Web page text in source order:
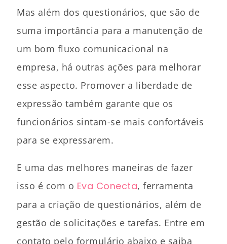
Mas além dos questionários, que são de
suma importância para a manutenção de
um bom fluxo comunicacional na
empresa, há outras ações para melhorar
esse aspecto. Promover a liberdade de
expressão também garante que os
funcionários sintam-se mais confortáveis
para se expressarem.
E uma das melhores maneiras de fazer
isso é com o Eva Conecta, ferramenta
para a criação de questionários, além de
gestão de solicitações e tarefas. Entre em
contato pelo formulário abaixo e saiba